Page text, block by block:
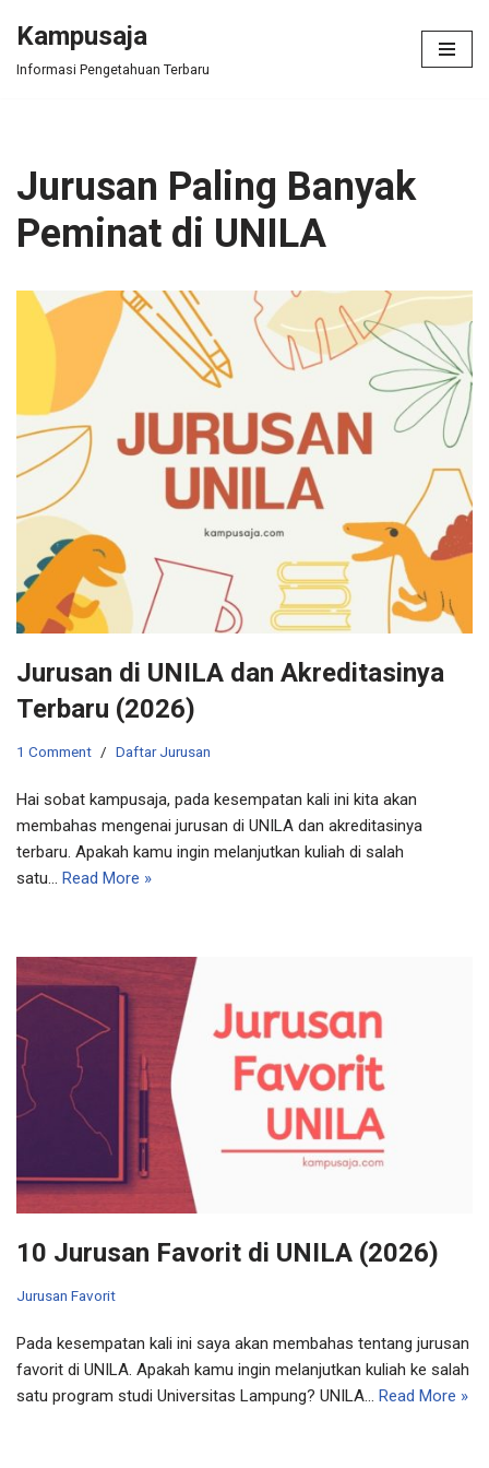
Skip
Kampusaja
Informasi Pengetahuan Terbaru
Jurusan Paling Banyak
Peminat di UNILA
Jurusan di UNILA dan Akreditasinya
Terbaru (2026)
1 Comment Daftar Jurusan
Hai sobat kampusaja, pada kesempatan kali ini kita akan
membahas mengenai jurusan di UNILA dan akreditasinya
terbaru. Apakah kamu ingin melanjutkan kuliah di salah
satu… Read More »
10 Jurusan Favorit di UNILA (2026)
Jurusan Favorit
Pada kesempatan kali ini saya akan membahas tentang jurusan
favorit di UNILA. Apakah kamu ingin melanjutkan kuliah ke salah
satu program studi Universitas Lampung? UNILA… Read More »